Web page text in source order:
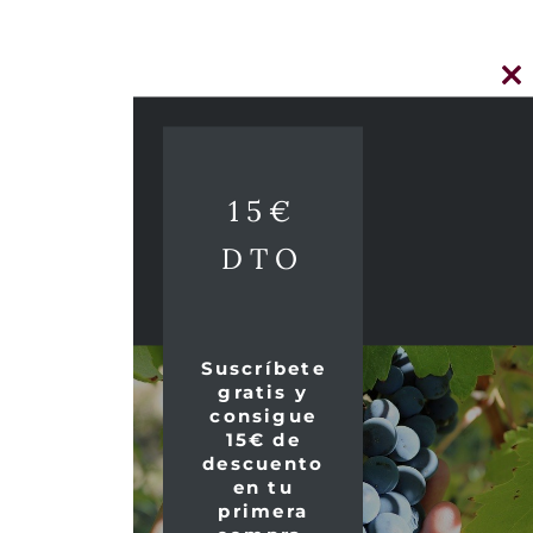
15€
DTO
Suscríbete
gratis y
consigue
15€ de
descuento
en tu
primera